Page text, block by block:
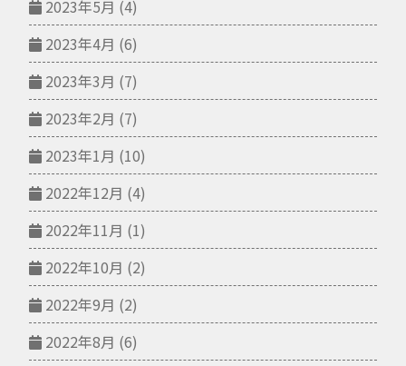
2023年5月 (4)
2023年4月 (6)
2023年3月 (7)
2023年2月 (7)
2023年1月 (10)
2022年12月 (4)
2022年11月 (1)
2022年10月 (2)
2022年9月 (2)
2022年8月 (6)